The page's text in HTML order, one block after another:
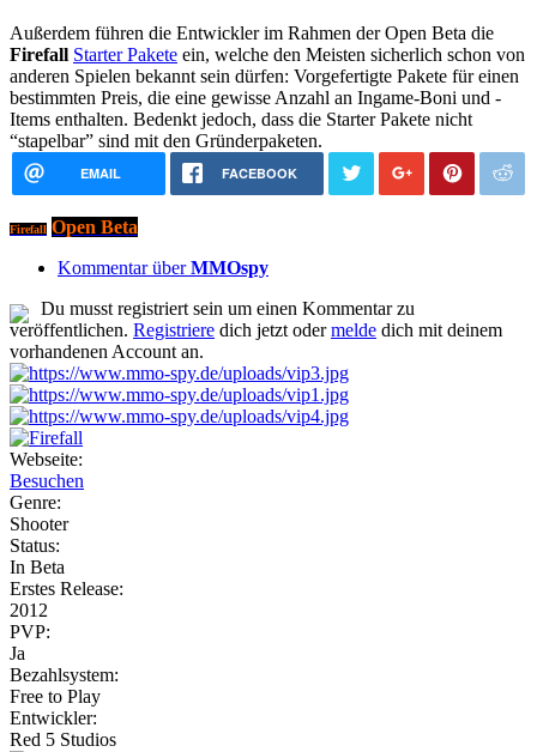
Außerdem führen die Entwickler im Rahmen der Open Beta die
Firefall Starter Pakete ein, welche den Meisten sicherlich schon von
anderen Spielen bekannt sein dürfen: Vorgefertigte Pakete für einen
bestimmten Preis, die eine gewisse Anzahl an Ingame-Boni und -
Items enthalten. Bedenkt jedoch, dass die Starter Pakete nicht
“stapelbar” sind mit den Gründerpaketen.
EMAIL FACEBOOK
Firefall Open Beta
Kommentar überMMOspy
Du musst registriert sein um einen Kommentar zu
veröffentlichen. Registriere dich jetzt odermelde dich mit deinem
vorhandenen Account an.
Webseite:
Besuchen
Genre:
Shooter
Status:
In Beta
Erstes Release:
2012
PVP:
Ja
Bezahlsystem:
Free to Play
Entwickler:
Red 5 Studios